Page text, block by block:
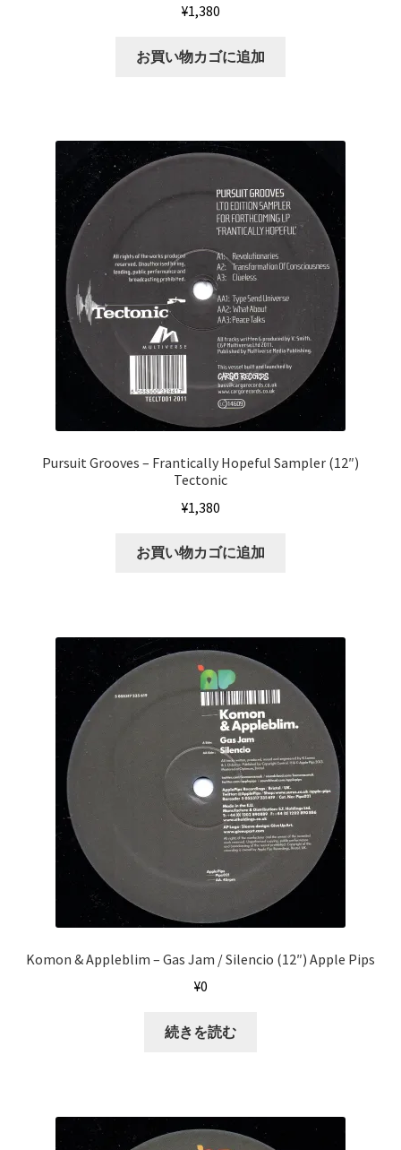
¥1,380
お買い物カゴに追加
Pursuit Grooves ‎– Frantically Hopeful Sampler (12″)
Tectonic
¥1,380
お買い物カゴに追加
Komon & Appleblim ‎– Gas Jam / Silencio (12″) Apple Pips
¥0
続きを読む